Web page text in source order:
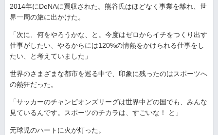
2014年にDeNAに買収された。熊谷氏はほどなく事業を離れ、世
界一周の旅に出かけた。
「次に、何をやろうかな、と。今度はゼロからイチをつくり出す
仕事がしたい、やるからには120%の情熱をかけられる仕事をし
たい、と考えていました」
世界のさまざまな都市を巡る中で、印象に残ったのはスポーツへ
の熱狂だった。
「サッカーのチャンピオンズリーグは世界中どの国でも、みんな
見ているんです。スポーツのチカラは、すごいな！ と」
元球児のハートに火が灯った。